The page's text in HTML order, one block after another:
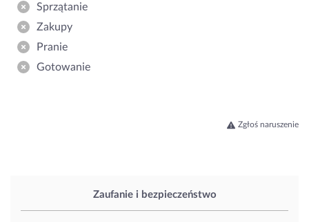
Zaufanie i bezpieczeństwo
Sprzątanie
Zakupy
Pranie
Gotowanie
Zgłoś naruszenie